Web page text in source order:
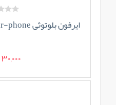
ایرفون بلوتوثی Ear-phone - ایرفون بلوتوثی
30,000 تومان